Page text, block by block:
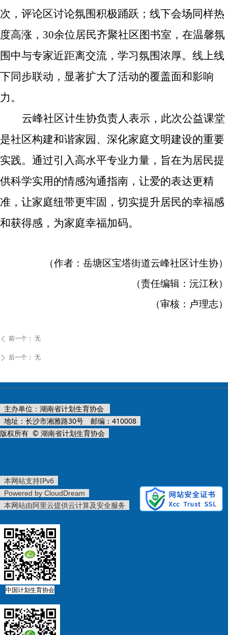
次，评论区讨论氛围积极踊跃；线下会场同样热
度高涨，30余位居民齐聚社区图书室，在温馨氛
围中与专家近距离交流，学习氛围浓厚。线上线
下同步联动，显著扩大了活动的覆盖面和影响
力。
云峰社区计生协负责人表示，此次公益课堂
是社区构建和谐家园、深化家庭文明建设的重要
实践。通过引入高水平专业力量，旨在为居民提
供科学实用的情感沟通指南，让爱的表达更精
准，让家庭纽带更牢固，切实提升居民的幸福感
和获得感，为家庭幸福加码。
（作者：岳塘区宝塔街道云峰社区计生协）
（责任编辑：沅江秋）
（审核：卢理志）
ꄴ 前一个： 无
ꄲ 后一个： 无
主办单位：湖南省计划生育协会
地址：长沙市湘雅路30号 邮编：410008
版权所有 © 湖南省计划生育协会
中国计划生育协会
本网站支持IPv6
Powered by CloudDream
本网站由阿里云提供云计算及安全服务